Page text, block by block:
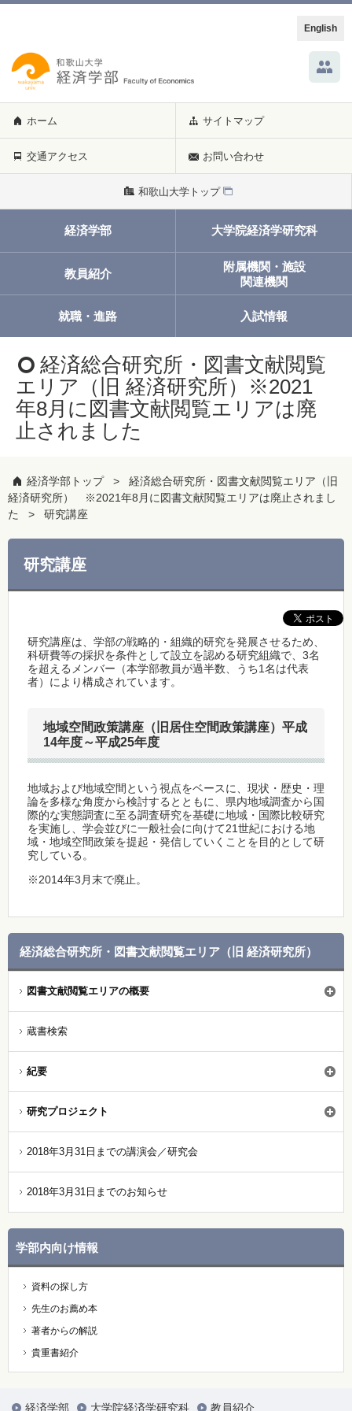
English
ホーム サイトマップ
交通アクセス お問い合わせ
和歌山大学トップ
経済学部 大学院経済学研究科
教員紹介
附属機関・施設
関連機関
就職・進路 入試情報
経済総合研究所・図書文献閲覧
エリア（旧 経済研究所）※2021
年8月に図書文献閲覧エリアは廃
止されました
経済学部トップ
経済総合研究所・図書文献閲覧エリア（旧
経済研究所） ※2021年8月に図書文献閲覧エリアは廃止されまし
た
研究講座
研究講座
研究講座は、学部の戦略的・組織的研究を発展させるため、
科研費等の採択を条件として設立を認める研究組織で、3名
を超えるメンバー（本学部教員が過半数、うち1名は代表
者）により構成されています。
地域空間政策講座（旧居住空間政策講座）平成
14年度～平成25年度
地域および地域空間という視点をベースに、現状・歴史・理
論を多様な角度から検討するとともに、県内地域調査から国
際的な実態調査に至る調査研究を基礎に地域・国際比較研究
を実施し、学会並びに一般社会に向けて21世紀における地
域・地域空間政策を提起・発信していくことを目的として研
究している。
※2014年3月末で廃止。
経済総合研究所・図書文献閲覧エリア（旧 経済研究所）
図書文献閲覧エリアの概要
蔵書検索
紀要
研究プロジェクト
2018年3月31日までの講演会／研究会
2018年3月31日までのお知らせ
学部内向け情報
資料の探し方
先生のお薦め本
著者からの解説
貴重書紹介
経済学部 大学院経済学研究科 教員紹介